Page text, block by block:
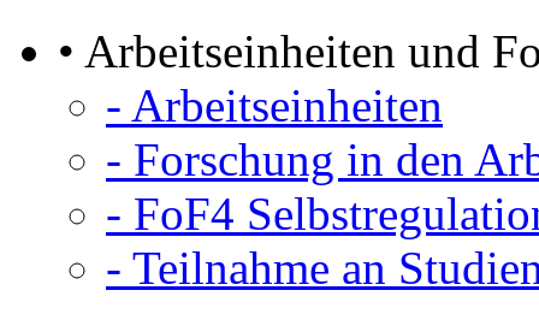
• Arbeitseinheiten und
- Arbeitseinheiten
- Forschung in den
- FoF4
- Teilnahme an